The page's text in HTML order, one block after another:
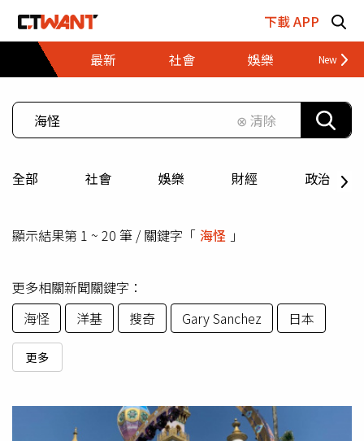
下載 APP
最新
社會 娛樂 財經
⊗ 清除
全部 社會 娛樂 財經 政治
顯示結果第 1 ~ 20 筆 / 關鍵字「 海怪 」
更多相關新聞關鍵字：
海怪
洋基 搜奇 Gary Sanchez 日本
更多